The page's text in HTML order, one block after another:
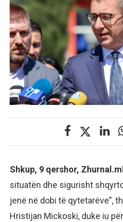
Shkup, 9 qershor,
situatën dhe sigurisht
jenë në dobi të qytetarëve”,
Hristijan Mickoski, duke iu